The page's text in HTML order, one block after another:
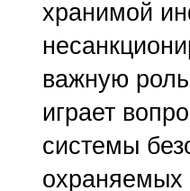
хранимой
важную
играет
системы